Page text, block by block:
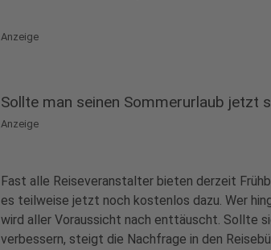
Anzeige
Sollte man seinen Sommerurlaub jetzt
Anzeige
Fast alle Reiseveranstalter bieten derzeit
es teilweise jetzt noch kostenlos dazu. Wer
wird aller Voraussicht nach enttäuscht. Sollte
verbessern, steigt die Nachfrage in den